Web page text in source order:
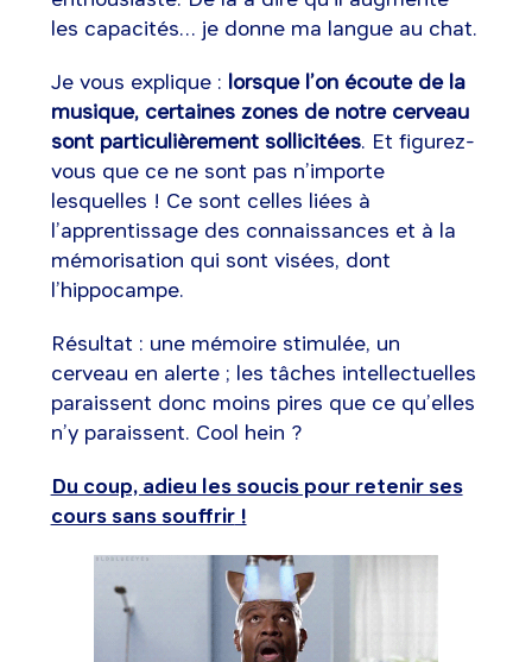
les capacités… je donne ma langue au chat.
Je vous explique : lorsque l’on écoute de la
musique, certaines zones de notre cerveau
sont particulièrement sollicitées. Et figurez-
vous que ce ne sont pas n’importe
lesquelles ! Ce sont celles liées à
l’apprentissage des connaissances et à la
mémorisation qui sont visées, dont
l’hippocampe.
Résultat : une mémoire stimulée, un
cerveau en alerte ; les tâches intellectuelles
paraissent donc moins pires que ce qu’elles
n’y paraissent. Cool hein ?
Du coup, adieu les soucis pour retenir ses
cours sans souffrir!